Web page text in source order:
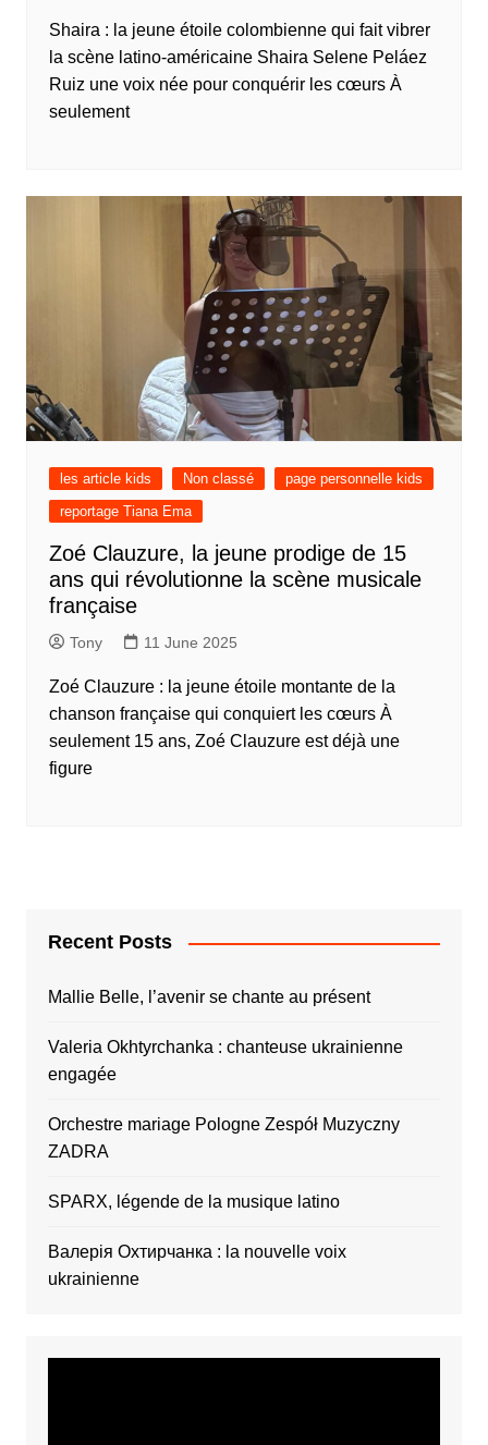
Shaira : la jeune étoile colombienne qui fait vibrer
la scène latino-américaine Shaira Selene Peláez
Ruiz une voix née pour conquérir les cœurs À
seulement
les article kids Non classé
page personnelle kids
reportage Tiana Ema
Zoé Clauzure, la jeune prodige de 15
ans qui révolutionne la scène musicale
française
Tony 11 June 2025
Zoé Clauzure : la jeune étoile montante de la
chanson française qui conquiert les cœurs À
seulement 15 ans, Zoé Clauzure est déjà une
figure
Recent Posts
Mallie Belle, l’avenir se chante au présent
Valeria Okhtyrchanka : chanteuse ukrainienne
engagée
Orchestre mariage Pologne Zespół Muzyczny
ZADRA
SPARX, légende de la musique latino
Валерія Охтирчанка : la nouvelle voix
ukrainienne